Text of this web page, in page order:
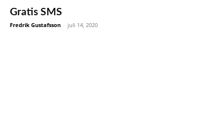
Gratis SMS
Fredrik Gustafsson - juli 14, 2020